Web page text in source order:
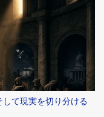
います。紀元前2560年
のピラミッドは、当
推定230万個の石材で
わたる研究にもかかわ
る。ピラミッドは一
るかもしれない。ほと
ファラオのための壮
している。しかし、
て現実を切り分ける